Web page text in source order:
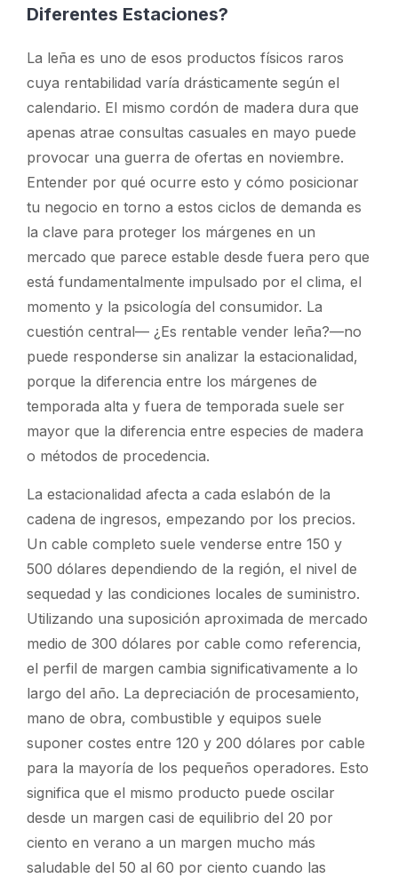
Diferentes Estaciones?
La leña es uno de esos productos físicos raros
cuya rentabilidad varía drásticamente según el
calendario. El mismo cordón de madera dura que
apenas atrae consultas casuales en mayo puede
provocar una guerra de ofertas en noviembre.
Entender por qué ocurre esto y cómo posicionar
tu negocio en torno a estos ciclos de demanda es
la clave para proteger los márgenes en un
mercado que parece estable desde fuera pero que
está fundamentalmente impulsado por el clima, el
momento y la psicología del consumidor. La
cuestión central— ¿Es rentable vender leña?—no
puede responderse sin analizar la estacionalidad,
porque la diferencia entre los márgenes de
temporada alta y fuera de temporada suele ser
mayor que la diferencia entre especies de madera
o métodos de procedencia.
La estacionalidad afecta a cada eslabón de la
cadena de ingresos, empezando por los precios.
Un cable completo suele venderse entre 150 y
500 dólares dependiendo de la región, el nivel de
sequedad y las condiciones locales de suministro.
Utilizando una suposición aproximada de mercado
medio de 300 dólares por cable como referencia,
el perfil de margen cambia significativamente a lo
largo del año. La depreciación de procesamiento,
mano de obra, combustible y equipos suele
suponer costes entre 120 y 200 dólares por cable
para la mayoría de los pequeños operadores. Esto
significa que el mismo producto puede oscilar
desde un margen casi de equilibrio del 20 por
ciento en verano a un margen mucho más
saludable del 50 al 60 por ciento cuando las